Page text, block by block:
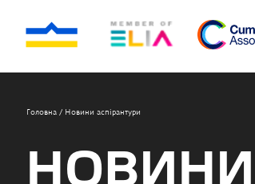
Головна / Новини аспірантури
НОВИНИ